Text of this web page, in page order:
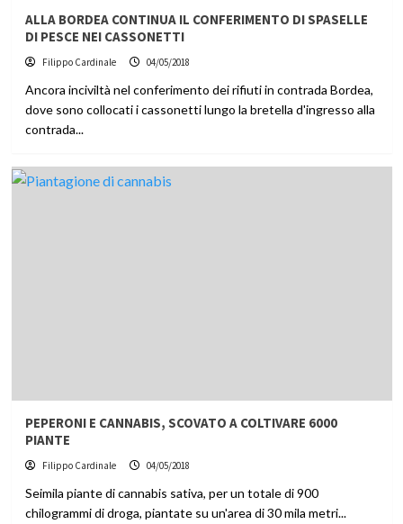
ALLA BORDEA CONTINUA IL CONFERIMENTO DI SPASELLE
DI PESCE NEI CASSONETTI
Filippo Cardinale 04/05/2018
Ancora inciviltà nel conferimento dei rifiuti in contrada Bordea,
dove sono collocati i cassonetti lungo la bretella d'ingresso alla
contrada...
PEPERONI E CANNABIS, SCOVATO A COLTIVARE 6000
PIANTE
Filippo Cardinale 04/05/2018
Seimila piante di cannabis sativa, per un totale di 900
chilogrammi di droga, piantate su un'area di 30 mila metri...